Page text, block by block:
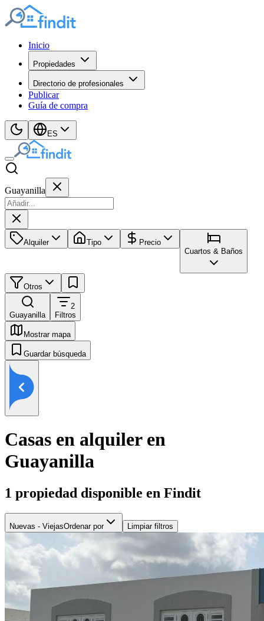
Inicio
Propiedades
Directorio de profesionales
Publicar
Guía de compra
ES
Guayanilla
Alquiler Tipo
Precio
Cuartos & Baños
Otros
Guayanilla
2
Filtros
Mostrar mapa
Guardar búsqueda
Casas en alquiler en
Guayanilla
1 propiedad disponible en Findit
Nuevas - ViejasOrdenar por Limpiar filtros